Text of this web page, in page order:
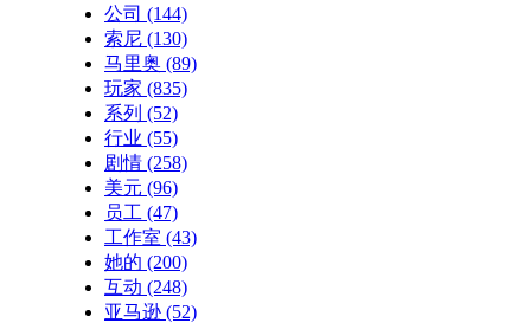
公司 (144)
索尼 (130)
马里奥 (89)
玩家 (835)
系列 (52)
行业 (55)
剧情 (258)
美元 (96)
员工 (47)
工作室 (43)
她的 (200)
互动 (248)
亚马逊 (52)